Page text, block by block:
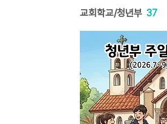
교회학교/청년부 37